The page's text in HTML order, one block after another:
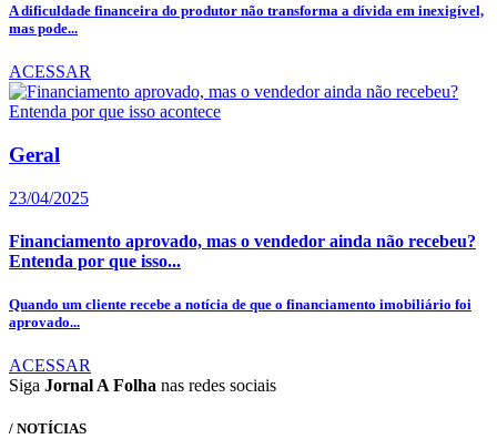
A dificuldade financeira do produtor não transforma a dívida em inexigível,
mas pode...
ACESSAR
Geral
23/04/2025
Financiamento aprovado, mas o vendedor ainda não recebeu?
Entenda por que isso...
Quando um cliente recebe a notícia de que o financiamento imobiliário foi
aprovado...
ACESSAR
Siga Jornal A Folha nas redes sociais
/ NOTÍCIAS